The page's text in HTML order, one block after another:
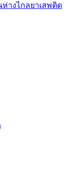
างไกลยาเสพติด